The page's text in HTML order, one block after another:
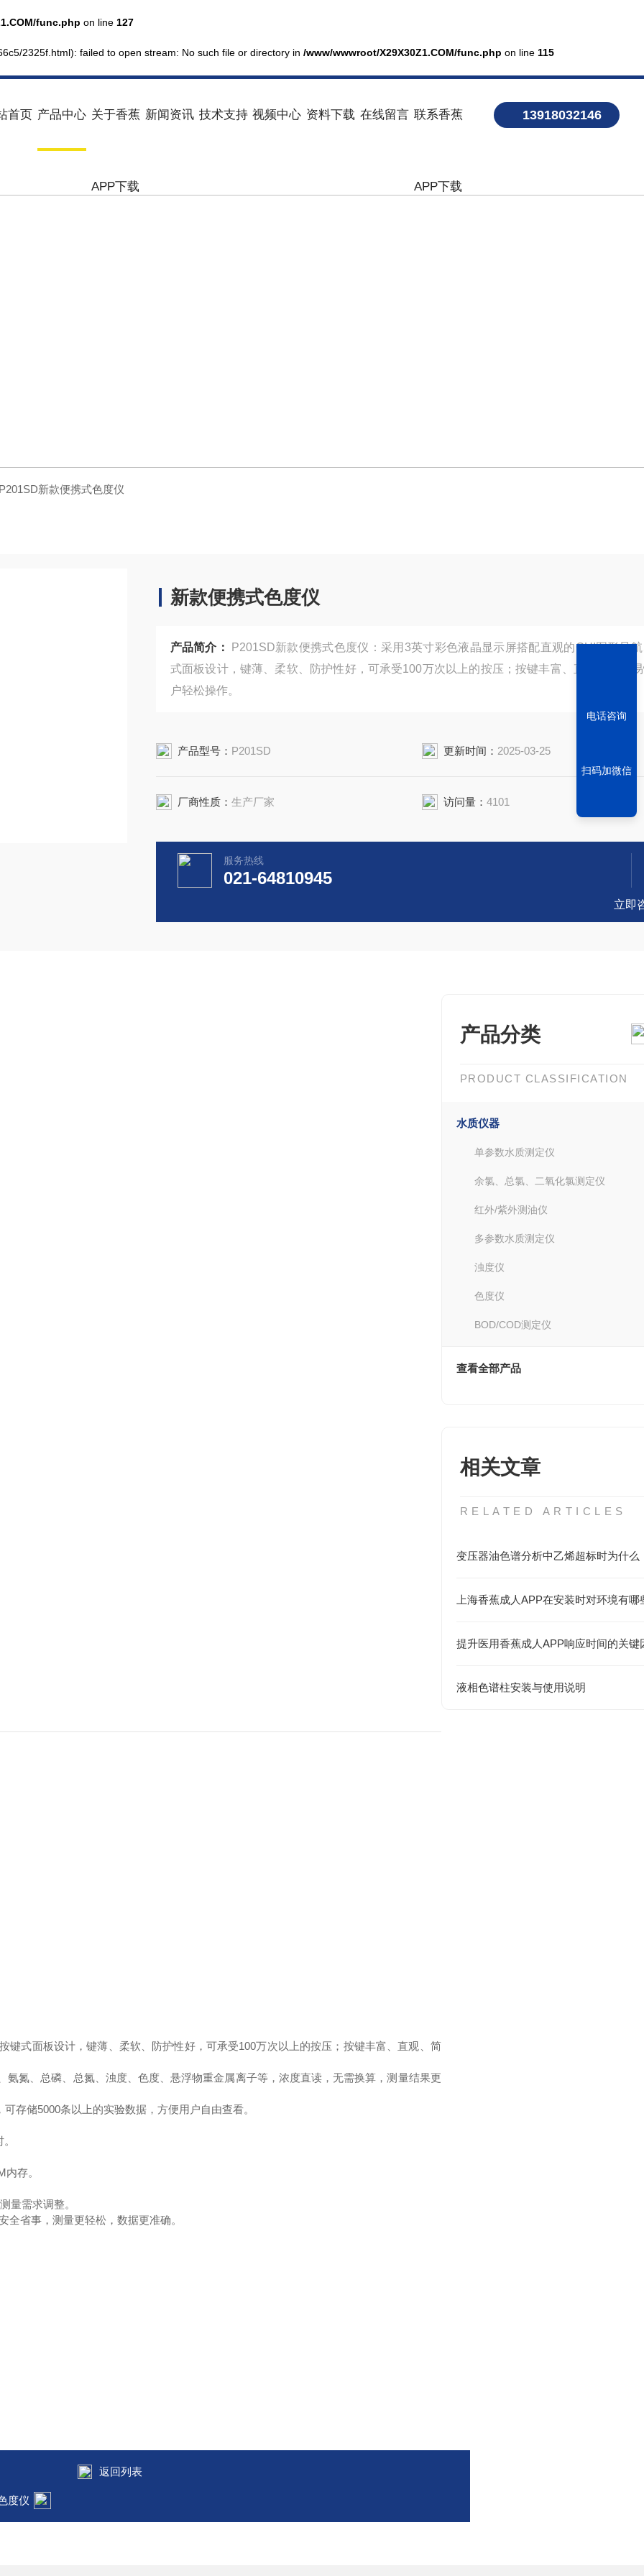
func.php on line 127
2325f.html): failed to open stream: No such file or directory in /www/wwwroot/X29X30Z1.COM/func.php on line 115
13918032146
首页 产品中心 关于香蕉
APP下载
新闻资讯 技术支持 视频中心 资料下载 在线留言 联系香蕉
APP下载
新款便携式色度仪
新款便携式色度仪
产品简介：
P201SD新款便携式色度仪：采用3英寸彩色液晶显示屏搭配直观的GUI图形导
式面板设计，键薄、柔软、防护性好，可承受100万次以上的按压；按键丰富、直观、简单
户轻松操作。
产品型号： P201SD 更新时间： 2025-03-25
厂商性质： 生产厂家 访问量： 4101
服务热线
021-64810945
立即
产品分类
PRODUCT CLASSIFICATION
水质仪器
单参数水质测定仪
余氯、总氯、二氧化氯测定仪
红外/紫外测油仪
多参数水质测定仪
浊度仪
色度仪
BOD/COD测定仪
查看全部产品
相关文章
RELATED ARTICLES
变压器油色谱分析中乙烯超标时为什么
上海香蕉成人APP在安装时对环境有哪
提升医用香蕉成人APP响应时间的关键
液相色谱柱安装与使用说明
键式面板设计，键薄、柔软、防护性好，可承受100万次以上的按压；按键丰富、直观、简
氮、总磷、总氮、浊度、色度、悬浮物重金属离子等，浓度直读，无需换算，测量结果更
存储5000条以上的实验数据，方便用户自由查看。
存。
量需求调整。
省事，测量更轻松，数据更准确。
返回列表
度仪
电话咨询
扫码加微信